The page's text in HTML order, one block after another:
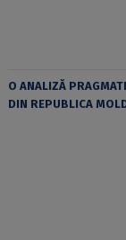
O ANALIZĂ
DIN REPUBLICA